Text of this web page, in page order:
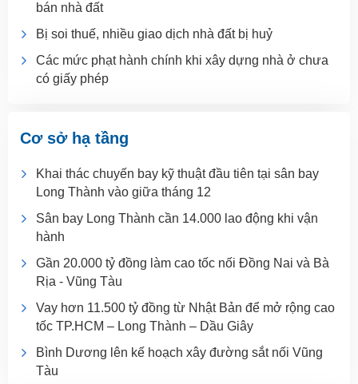
bán nhà đất
Bị soi thuế, nhiều giao dịch nhà đất bị huỷ
Các mức phạt hành chính khi xây dựng nhà ở chưa
có giấy phép
Cơ sở hạ tầng
Khai thác chuyến bay kỹ thuật đầu tiên tại sân bay
Long Thành vào giữa tháng 12
Sân bay Long Thành cần 14.000 lao động khi vận
hành
Gần 20.000 tỷ đồng làm cao tốc nối Đồng Nai và Bà
Rịa - Vũng Tàu
Vay hơn 11.500 tỷ đồng từ Nhật Bản để mở rộng cao
tốc TP.HCM – Long Thành – Dầu Giây
Bình Dương lên kế hoạch xây đường sắt nối Vũng
Tàu